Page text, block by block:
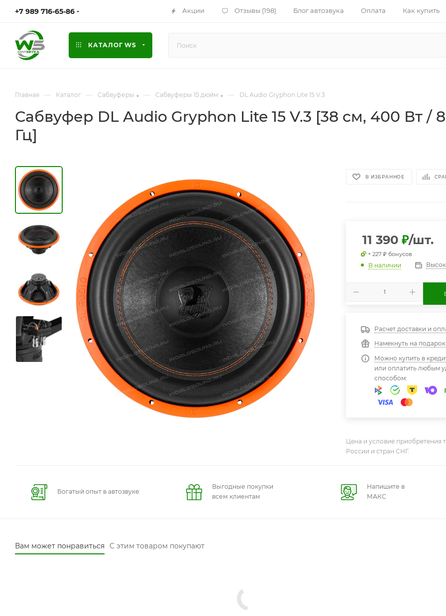
+7 989 716-65-86 Акции Отзывы (198) Блог автозвука Оплата Как купить
КАТАЛОГ WS
Главная — Каталог — Сабвуферы — Сабвуферы 15 дюйм — DL Audio Gryphon Lite 15 V.3
Сабвуфер DL Audio Gryphon Lite 15 V.3 [38 см, 400 Вт /
Гц]
В ИЗБРАННОЕ
11 390 ₽/шт.
+ 227 ₽ бонусов
В наличии
Расчет доставки и
Намекнуть на подарок
Можно купить в
или оплатить любым
способом:
Цена и условие приобретения
России и стран СНГ.
Богатый опыт в автозвуке
Выгодные покупки
всем клиентам
Напишите в
МАКС
Вам может понравиться С этим товаром покупают